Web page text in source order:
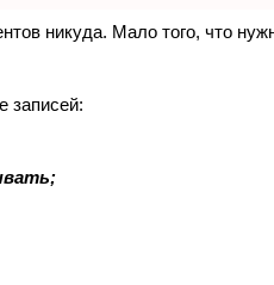
никуда. Мало того, что
записей: